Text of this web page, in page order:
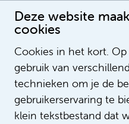
Deze website
cookies
Cookies in het kort.
gebruik van
technieken om je de
gebruikerservaring te
klein tekstbestand dat
Verpleegkundige op
Publication date: 27-7-2022
LegendSorting
ListOrderValue
LegendNotification